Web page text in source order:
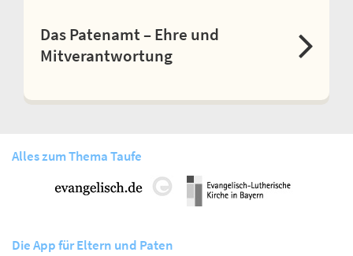
Das Patenamt – Ehre und
Mitverantwortung
Alles zum Thema Taufe
Die App für Eltern und Paten